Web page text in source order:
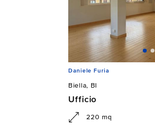
Daniele Furia
Biella, BI
Ufficio
220 mq